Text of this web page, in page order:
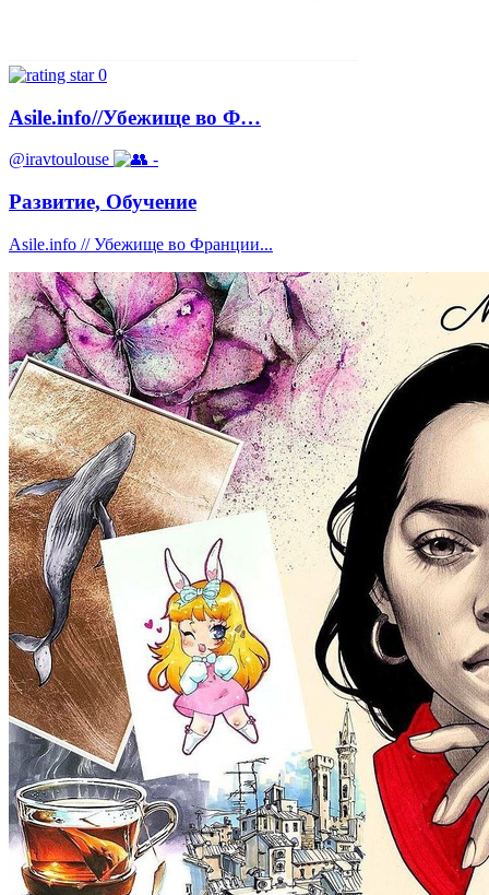
0
Asile.info//Убежище во Ф…
@iravtoulouse -
Развитие, Обучение
Asile.info // Убежище во Франции...